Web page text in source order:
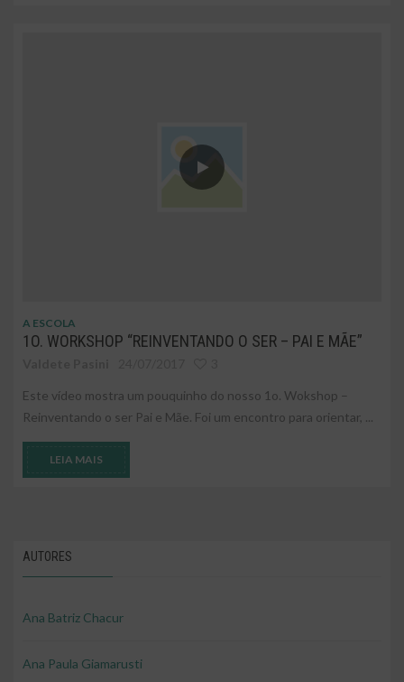
A ESCOLA
1O. WORKSHOP “REINVENTANDO O SER – PAI E MÃE”
Este vídeo mostra um pouquinho do nosso 1o. Wokshop –
Reinventando o ser Pai e Mãe. Foi um encontro para orientar, ...
LEIA MAIS
AUTORES
Ana Batriz Chacur
Ana Paula Giamarusti